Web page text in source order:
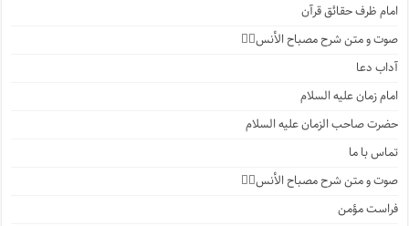
امام ظرف حقائق قرآن
صوت و متن شرح مصباح الأنس۲️⃣
آداب دعا
امام زمان علیه السلام
حضرت صاحب الزمان علیه السلام
تماس با ما
صوت و متن شرح مصباح الأنس۱️⃣
فراست مؤمن